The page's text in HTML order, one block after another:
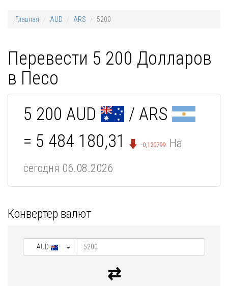
Главная AUD ARS 5200
Перевести 5 200 Долларов
в Песо
5 200 AUD
/ ARS
= 5 484 180,31
-0,120799 На
сегодня 06.08.2026
Конвертер валют
AUD